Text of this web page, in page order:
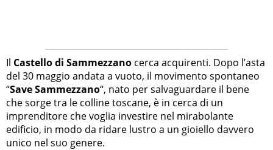
Il Castello di Sammezzano cerca acquirenti. Dopo l’asta
del 30 maggio andata a vuoto, il movimento spontaneo
“Save Sammezzano“, nato per salvaguardare il bene
che sorge tra le colline toscane, è in cerca di un
imprenditore che voglia investire nel mirabolante
edificio, in modo da ridare lustro a un gioiello davvero
unico nel suo genere.